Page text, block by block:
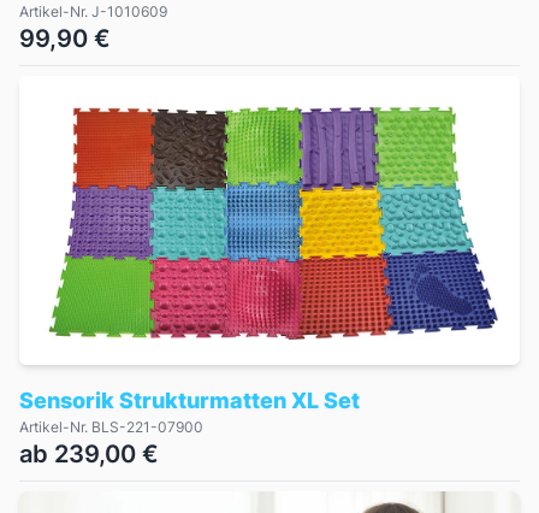
Artikel-Nr. J-1010609
99,90 €
Sensorik Strukturmatten XL Set
Artikel-Nr. BLS-221-07900
ab 239,00 €